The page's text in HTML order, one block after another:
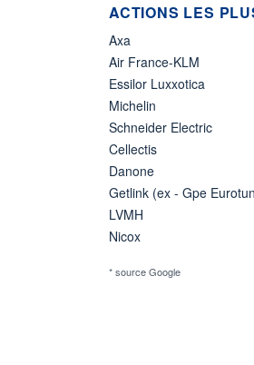
ACTIONS LES
Axa
Air France-KLM
Essilor Luxxotica
Michelin
Schneider Electric
Cellectis
Danone
Getlink (ex - Gpe
LVMH
Nicox
* source Google